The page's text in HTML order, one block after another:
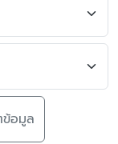
อมูล